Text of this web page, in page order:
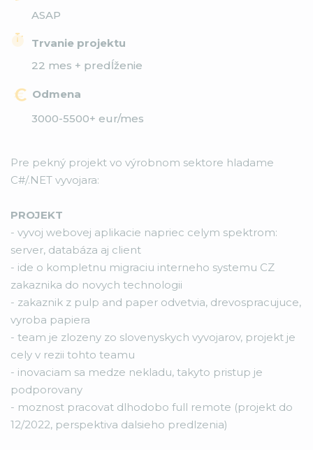
ASAP
Trvanie projektu
22 mes + predĺženie
Odmena
3000-5500+ eur/mes
Pre pekný projekt vo výrobnom sektore hladame
C#/.NET vyvojara:
PROJEKT
- vyvoj webovej aplikacie napriec celym spektrom:
server, databáza aj client
- ide o kompletnu migraciu interneho systemu CZ
zakaznika do novych technologii
- zakaznik z pulp and paper odvetvia, drevospracujuce,
vyroba papiera
- team je zlozeny zo slovenyskych vyvojarov, projekt je
cely v rezii tohto teamu
- inovaciam sa medze nekladu, takyto pristup je
podporovany
- moznost pracovat dlhodobo full remote (projekt do
12/2022, perspektiva dalsieho predlzenia)